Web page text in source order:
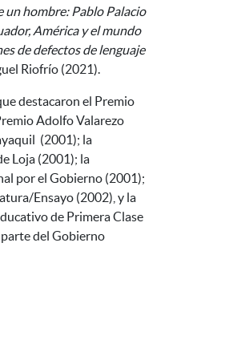
un hombre: Pablo Palacio
América y el mundo
de defectos de lenguaje
Riofrío (2021).
destacaron el Premio
Adolfo Valarezo
(2001); la
Loja (2001); la
por el Gobierno (2001);
Ensayo (2002), y la
de Primera Clase
del Gobierno